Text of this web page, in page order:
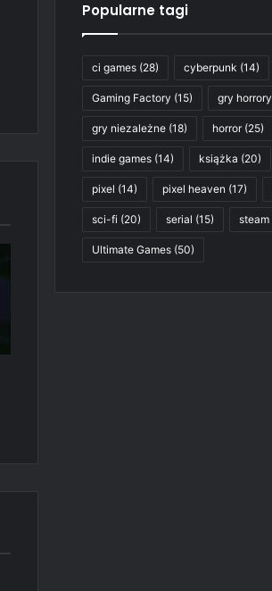
Popularne tagi
ci games (28) cyberpunk (14)
Gaming Factory (15) gry horrory
gry niezależne (18) horror(25)
indie games (14) książka (20)
pixel (14) pixel heaven (17)
sci-fi (20) serial (15) steam
Ultimate Games (50)